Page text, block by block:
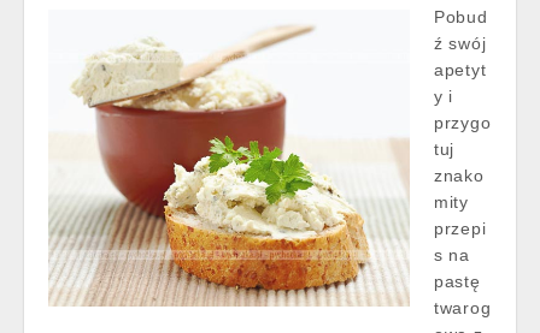
Pobud
ź swój
apetyt
y i
przygo
tuj
znako
mity
przepi
s na
pastę
twarog